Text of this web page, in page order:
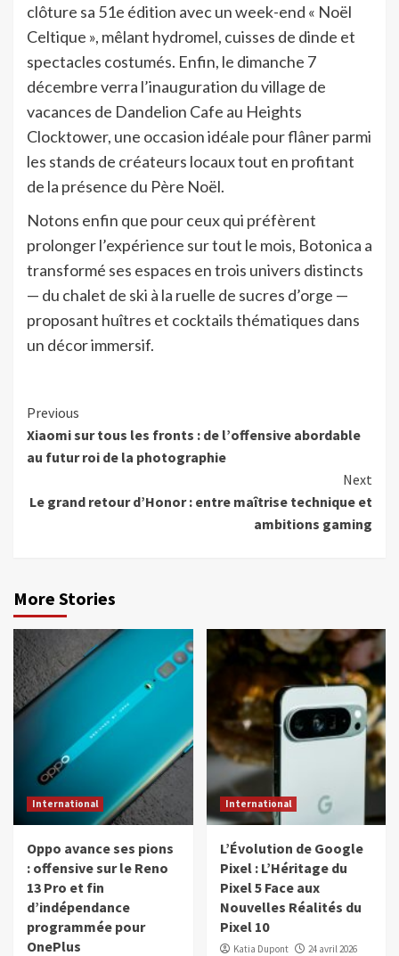
clôture sa 51e édition avec un week-end « Noël
Celtique », mêlant hydromel, cuisses de dinde et
spectacles costumés. Enfin, le dimanche 7
décembre verra l’inauguration du village de
vacances de Dandelion Cafe au Heights
Clocktower, une occasion idéale pour flâner parmi
les stands de créateurs locaux tout en profitant
de la présence du Père Noël.
Notons enfin que pour ceux qui préfèrent
prolonger l’expérience sur tout le mois, Botonica a
transformé ses espaces en trois univers distincts
— du chalet de ski à la ruelle de sucres d’orge —
proposant huîtres et cocktails thématiques dans
un décor immersif.
Continue
Reading
Previous
Xiaomi sur tous les fronts : de l’offensive abordable
au futur roi de la photographie
Next
Le grand retour d’Honor : entre maîtrise technique et
ambitions gaming
More Stories
International
Oppo avance ses pions
: offensive sur le Reno
13 Pro et fin
d’indépendance
programmée pour
OnePlus
International
L’Évolution de Google
Pixel : L’Héritage du
Pixel 5 Face aux
Nouvelles Réalités du
Pixel 10
Katia Dupont 24 avril 2026